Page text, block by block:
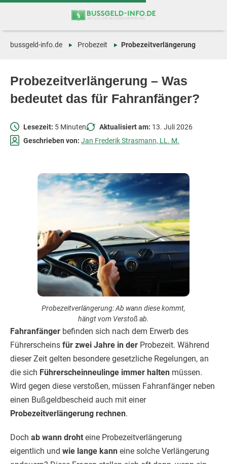
Zum
Zur
Probezeitverlängerung – Was
bedeutet das für Fahranfänger?
bussgeld-info.de Probezeit Probezeitverlängerung
Lesezeit: 5 Minuten Aktualisiert am: 13. Juli 2026
Geschrieben von: Jan Frederik Strasmann, LL. M.
Probezeitverlängerung: Ab wann diese kommt,
hängt vom Verstoß ab.
Fahranfänger befinden sich nach dem Erwerb des
Führerscheins für zwei Jahre in der Probezeit. Während
dieser Zeit gelten besondere gesetzliche Regelungen, an
die sich Führerscheinneulinge immer halten müssen.
Wird gegen diese verstoßen, müssen Fahranfänger neben
einen Bußgeldbescheid auch mit einer
Probezeitverlängerung rechnen.
Doch ab wann droht eine Probezeitverlängerung
eigentlich und wie lange kann eine solche Verlängerung